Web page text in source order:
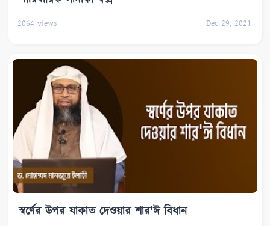
2064 views Dec 29, 2021
স্বর্ণের উপর যাকাত দেওয়ার শার'ঈ বিধান